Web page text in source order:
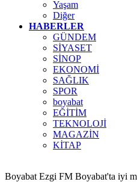
Yaşam
Diğer
HABERLER
GÜNDEM
SİYASET
SİNOP
EKONOMİ
SAĞLIK
SPOR
boyabat
EĞİTİM
TEKNOLOJİ
MAGAZİN
KİTAP
Boyabat Ezgi FM Boyabat'ta iyi